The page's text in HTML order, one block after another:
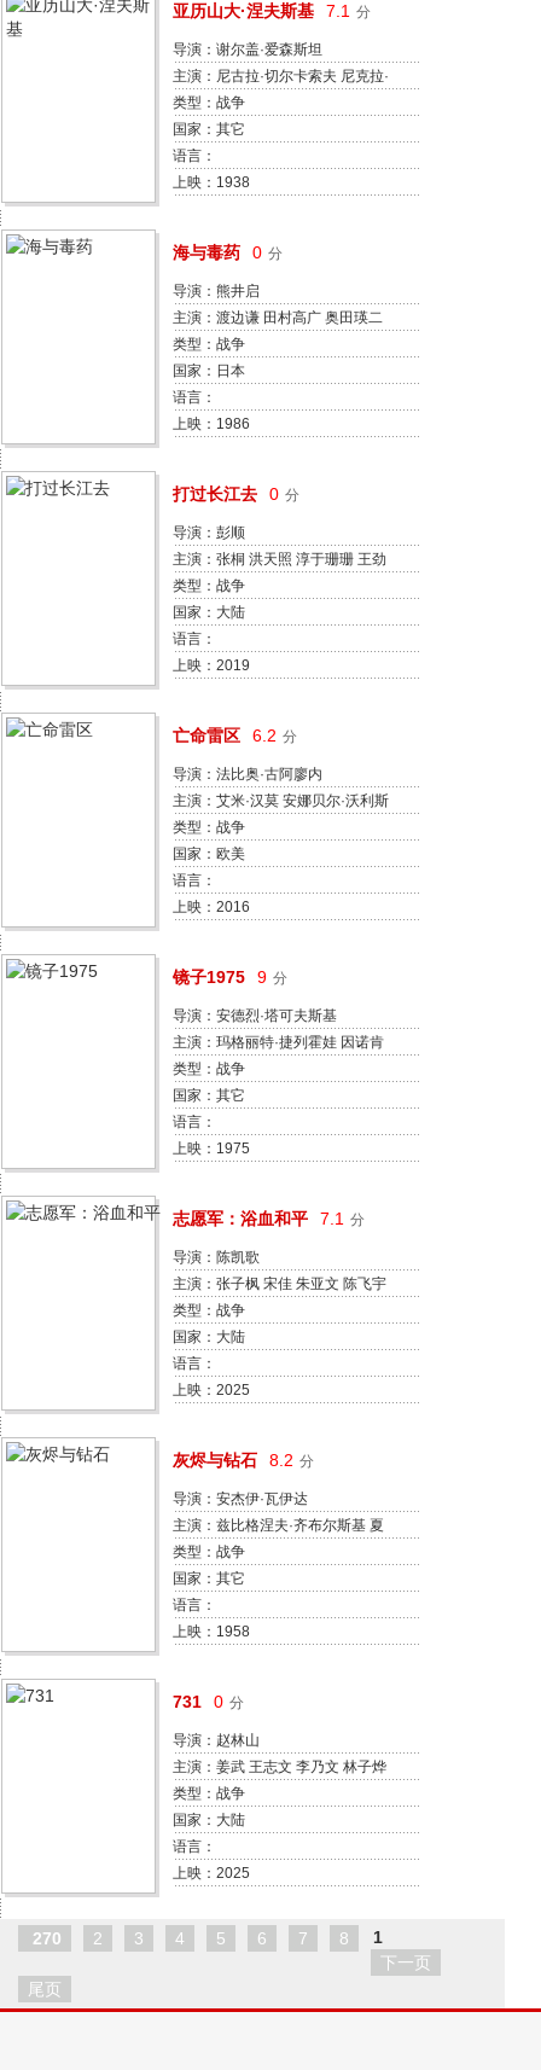
亚历山大·涅夫斯基 7.1 分
导演：谢尔盖·爱森斯坦
迪米特里·瓦西里耶夫
主演：尼古拉·切尔卡索夫 尼克拉·
奥赫洛普科夫 安德烈·阿布里科索
夫 Dmitriy Orlov Varvara
Massalitinova Aleksandra
Danilova 谢尔盖·比林尼科夫
类型：战争
国家：其它
语言：
上映：1938
海与毒药 0 分
导演：熊井启
主演：渡边谦 田村高广 奥田瑛二
岸田今日子 成田三树夫 根岸季衣
神山繁 西田健 辻万长 津嘉山正种
类型：战争
国家：日本
语言：
上映：1986
打过长江去 0 分
导演：彭顺
主演：张桐 洪天照 淳于珊珊 王劲
松 于越 杨轶 赵滨 许雅婷 姬晓飞
聂远
类型：战争
国家：大陆
语言：
上映：2019
亡命雷区 6.2 分
导演：法比奥·古阿廖内
法比奥·瑞希纳洛
主演：艾米·汉莫 安娜贝尔·沃利斯
汤姆·库伦 朱丽叶特·奥布瑞 杰夫·
贝尔 克林特·戴尔 卢卡·佩洛斯 大卫
·柯克·特雷勒
类型：战争
国家：欧美
语言：
上映：2016
镜子1975 9 分
导演：安德烈·塔可夫斯基
主演：玛格丽特·捷列霍娃 因诺肯
季·斯莫克图诺夫斯基 奥列格·扬科
夫斯基 菲利普·扬科夫斯基 伊格纳
特·丹尼尔采夫 尼古拉·格林科 阿拉
·基米多娃 尤里·纳扎罗夫 安纳托利
类型：战争
国家：其它
语言：
上映：1975
志愿军：浴血和平 7.1 分
导演：陈凯歌
主演：张子枫 宋佳 朱亚文 陈飞宇
彭昱畅 肖央 王砚辉 郭涛 王传君 周
政杰
类型：战争
国家：大陆
语言：
上映：2025
灰烬与钻石 8.2 分
导演：安杰伊·瓦伊达
主演：兹比格涅夫·齐布尔斯基 夏
娃·克尔齐塞夫斯卡 瓦克劳·扎斯特
泽金斯基 亚当·帕夫利科夫斯基 博
古米尔·科别拉 扬·切切尔斯基
Stanislaw Milski Artur Mlodnicki
类型：战争
国家：其它
语言：
上映：1958
731 0 分
导演：赵林山
主演：姜武 王志文 李乃文 林子烨
孙茜 冯文娟 温碧霞 李善玉 张琪 李
彧
类型：战争
国家：大陆
语言：
上映：2025
270 1
2 3 4 5 6 7
8
下一页
尾页